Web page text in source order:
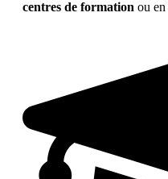
centres de formation ou en